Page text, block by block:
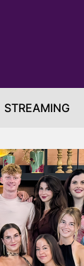
STREAMING